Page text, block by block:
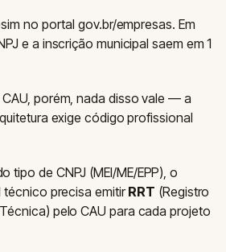
no portal gov.br/empresas. Em
e a inscrição municipal saem em 1
porém, nada disso vale — a
exige código profissional
tipo de CNPJ (MEI/ME/EPP), o
precisa emitirRRT (Registro
pelo CAU para cada projeto